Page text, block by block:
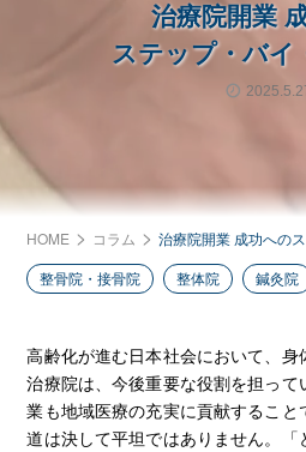
治療院開業
ステップ・バイ
HOME コラム
治療院開業 成功への
整骨院・接骨院
整体院 鍼灸院
高齢化が進む日本社会において、
治療院は、今後重要な役割を担っ
業も地域医療の充実に貢献するこ
道は決して平坦ではありません。